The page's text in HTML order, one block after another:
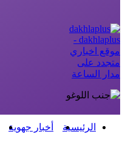
dakhlaplus -
موقع اخباري
متجدد على
مدار الساعة
الرئيسية أخبار جهوية